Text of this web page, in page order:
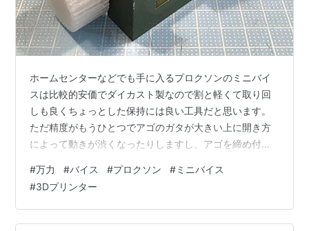
ホームセンターなどでも手に入るプロクソンのミニバイ
スは比較的安価でダイカスト製なので割と軽くて取り回
しも良くちょっとした保持には良い工具だと思います。
ただ精度がもうひとつでアゴのガタが大きい上に開き方
によって動きが渋くなったりしますし、アゴを締め付け
担が大きいのが難点です。 なので、快適に使えるように
各部の調整、チューンナップ？を行いました。 まずはハ
ンドルに3Dプリントでてきとーにつくったアタッチメン
トパーツを被せて直径を拡大。これで指先に力を入れず
#万力 #バイス #プロクソン #ミニバイス
#3Dプリンター